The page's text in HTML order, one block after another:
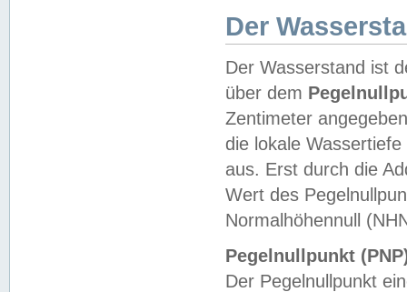
Der
Der Wasserstand ist
über dem
Zentimeter
die lokale
aus. Erst durch die
Wert des
Normalhöhennull
Pegelnullpunkt
Der Pegelnullpunkt